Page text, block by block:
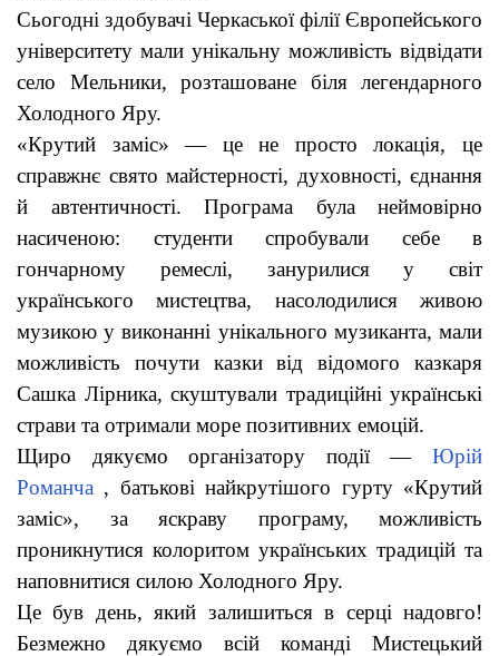
Сьогодні здобувачі Черкаської філії Європейського
університету мали унікальну можливість відвідати
село Мельники, розташоване біля легендарного
Холодного Яру.
«Крутий заміс» — це не просто локація, це
справжнє свято майстерності, духовності, єднання
й автентичності. Програма була неймовірно
насиченою: студенти спробували себе в
гончарному ремеслі, занурилися у світ
українського мистецтва, насолодилися живою
музикою у виконанні унікального музиканта, мали
можливість почути казки від відомого казкаря
Сашка Лірника, скуштували традиційні українські
страви та отримали море позитивних емоцій.
Щиро дякуємо організатору події — Юрій
Романча , батькові найкрутішого гурту «Крутий
заміс», за яскраву програму, можливість
проникнутися колоритом українських традицій та
наповнитися силою Холодного Яру.
Це був день, який залишиться в серці надовго!
Безмежно дякуємо всій команді Мистецький